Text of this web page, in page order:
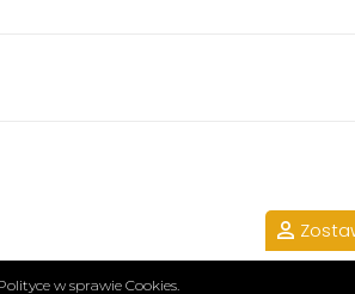
w sprawie Cookies.